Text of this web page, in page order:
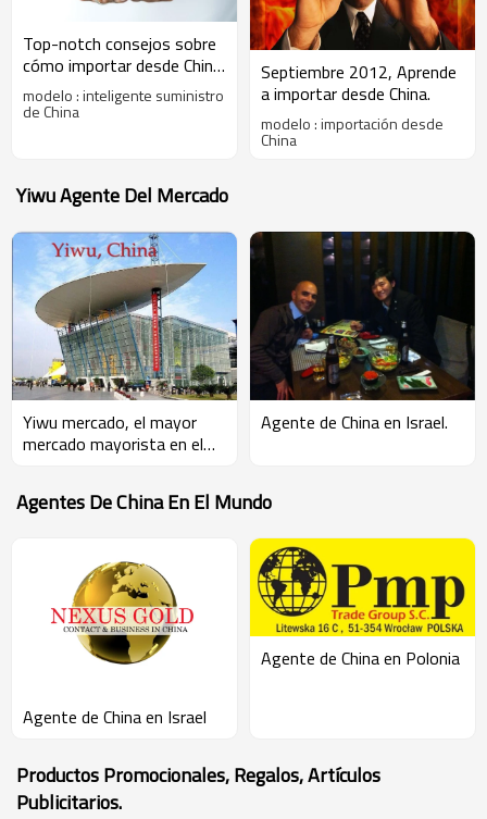
Top-notch consejos sobre
cómo importar desde China,
inteligente suministro de
China, septiembre 2012
modelo : inteligente suministro
de China
Septiembre 2012, Aprende
a importar desde China.
modelo : importación desde
China
Yiwu Agente Del Mercado
Yiwu mercado, el mayor
mercado mayorista en el
Agente de China en Israel.
Agentes De China En El Mundo
Agente de China en Israel
Agente de China en Polonia
Productos Promocionales, Regalos, Artículos
Publicitarios.